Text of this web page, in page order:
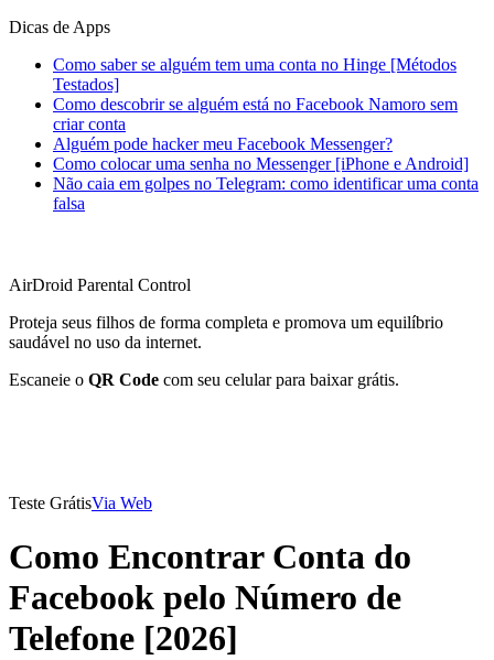
Dicas de Apps
Como saber se alguém tem uma conta no Hinge [Métodos
Testados]
Como descobrir se alguém está no Facebook Namoro sem
criar conta
Alguém pode hacker meu Facebook Messenger?
Como colocar uma senha no Messenger [iPhone e Android]
Não caia em golpes no Telegram: como identificar uma conta
falsa
AirDroid Parental Control
Proteja seus filhos de forma completa e promova um equilíbrio
saudável no uso da internet.
Escaneie o QR Code com seu celular para baixar grátis.
Teste GrátisVia Web
Como Encontrar Conta do
Facebook pelo Número de
Telefone [2026]